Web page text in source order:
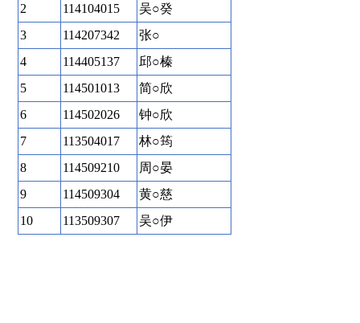
2
114104015
吴○癸
3
114207342
张○
4
114405137
邱○榛
5
114501013
简○欣
6
114502026
钟○欣
7
113504017
林○筠
8
114509210
周○晏
9
114509304
黄○慈
10
113509307 吴○伊